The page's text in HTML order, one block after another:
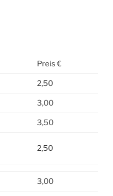
Preis €
2,50
3,00
3,50
2,50
3,00